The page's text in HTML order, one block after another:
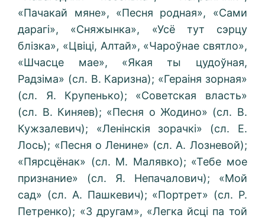
«Пачакай мяне», «Песня родная», «Сами
дарагі», «Сняжынка», «Усё тут сэрцу
блізка», «Цвіці, Алтай», «Чароўнае святло»,
«Шчасце мае», «Якая ты цудоўная,
Радзіма» (сл. В. Каризна); «Гераіня зорная»
(сл. Я. Крупенько); «Советская власть»
(сл. В. Киняев); «Песня о Жодино» (сл. В.
Кужзалевич); «Ленінскія зорачкі» (сл. Е.
Лось); «Песня о Ленине» (сл. А. Лозневой);
«Пярсцёнак» (сл. М. Малявко); «Тебе мое
признание» (сл. Я. Непачалович); «Мой
сад» (сл. А. Пашкевич); «Портрет» (сл. Р.
Петренко); «З другам», «Легка йсці па той